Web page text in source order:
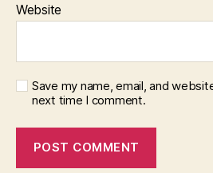
Website
Save my name, email, and
next time I comment.